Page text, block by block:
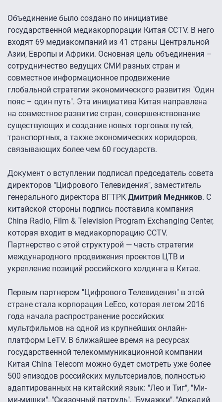
Объединение было создано по инициативе
государственной медиакорпорации Китая CCTV. В него
входят 69 медиакомпаний из 41 страны Центральной
Азии, Европы и Африки. Основная цель объединения –
сотрудничество ведущих СМИ разных стран и
совместное информационное продвижение
глобальной стратегии экономического развития "Один
пояс – один путь". Эта инициатива Китая направлена
на совместное развитие стран, совершенствование
существующих и создание новых торговых путей,
транспортных, а также экономических коридоров,
связывающих более чем 60 государств.
Документ о вступлении подписал председатель совета
директоров "Цифрового Телевидения", заместитель
генерального директора ВГТРК Дмитрий Медников. С
китайской стороны подпись поставила компания
China Radio, Film & Television Program Exchanging Center,
которая входит в медиакорпорацию CCTV.
Партнерство с этой структурой — часть стратегии
международного продвижения проектов ЦТВ и
укрепление позиций российского холдинга в Китае.
Первым партнером "Цифрового Телевидения" в этой
стране стала корпорация LeEco, которая летом 2016
года начала распространение российских
мультфильмов на одной из крупнейших онлайн-
платформ LeTV. В ближайшее время на ресурсах
государственной телекоммуникационной компании
Китая China Telecom можно будет смотреть уже более
500 эпизодов российских мультсериалов, полностью
адаптированных на китайский язык: "Лео и Тиг", "Ми-
ми-мишки", "Сказочный патруль", "Бумажки", "Аркадий